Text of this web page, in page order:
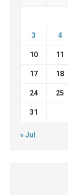
3 4
10 11
17 18
24 25
31
« Jul